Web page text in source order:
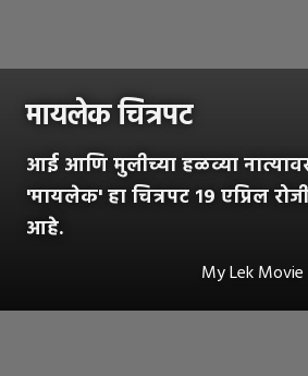
मायलेक चित्रपट
आई आणि मुलीच्या हळव्या
'मायलेक' हा चित्रपट १९ एप्रिल
आहे.
My Lek